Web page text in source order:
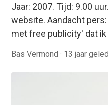
Jaar: 2007. Tijd: 9.00
website. Aandacht
met free publicity' dat
Bas Vermond · 13 jaar